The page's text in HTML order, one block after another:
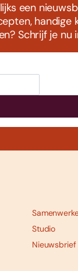
een
handige
Schrijf je nu
Studio
Nieuwsbrief